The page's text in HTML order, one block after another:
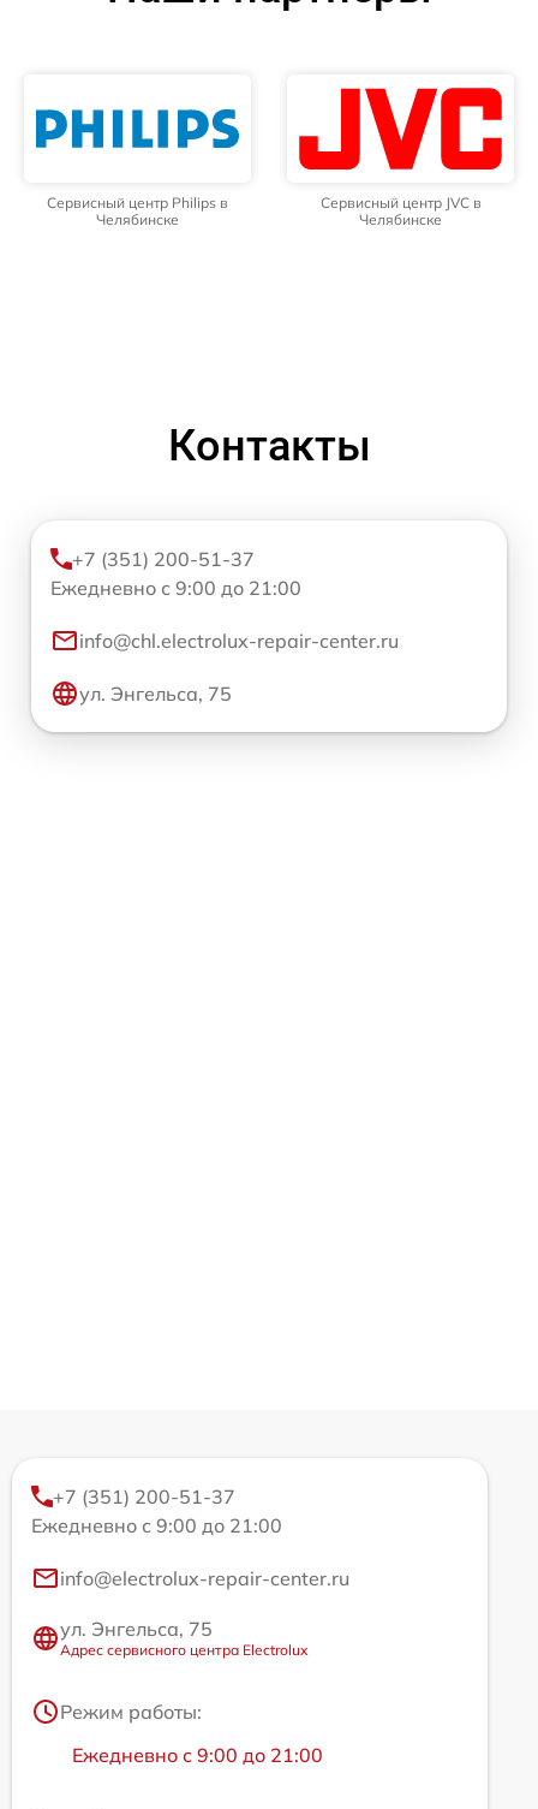
Сервисный центр Philips в
Челябинске
Сервисный центр JVC в
Челябинске
Контакты
+7 (351) 200-51-37
Ежедневно с 9:00 до 21:00
info@chl.electrolux-repair-center.ru
ул. Энгельса, 75
+7 (351) 200-51-37
Ежедневно с 9:00 до 21:00
info@electrolux-repair-center.ru
ул. Энгельса, 75
Адрес сервисного центра Electrolux
Режим работы:
Ежедневно с 9:00 до 21:00